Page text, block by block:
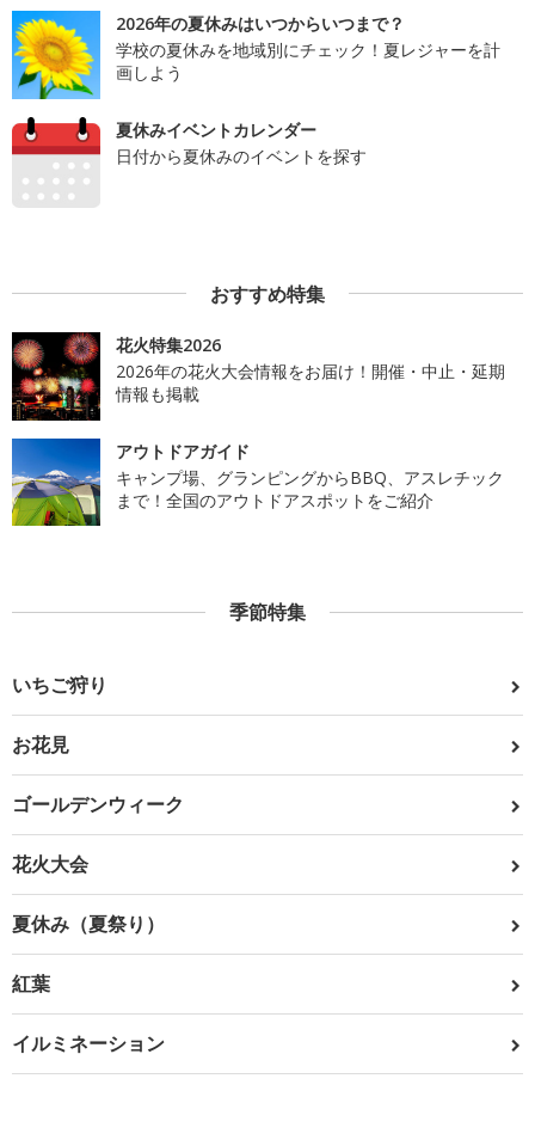
2026年の夏休みはいつからいつまで？
学校の夏休みを地域別にチェック！夏レジャーを計
画しよう
夏休みイベントカレンダー
日付から夏休みのイベントを探す
おすすめ特集
花火特集2026
2026年の花火大会情報をお届け！開催・中止・延期
情報も掲載
アウトドアガイド
キャンプ場、グランピングからBBQ、アスレチック
まで！全国のアウトドアスポットをご紹介
季節特集
いちご狩り
お花見
ゴールデンウィーク
花火大会
夏休み（夏祭り）
紅葉
イルミネーション